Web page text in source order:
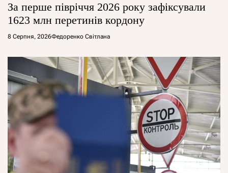
За перше півріччя 2026 року зафіксували
1623 млн перетинів кордону
8 Серпня, 2026Федоренко Світлана